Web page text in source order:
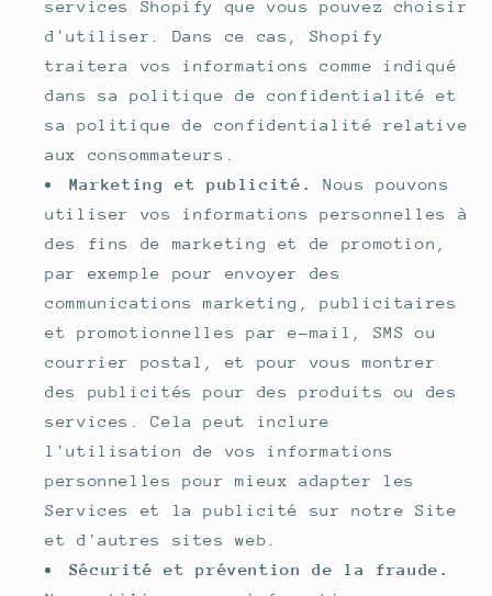
services Shopify que vous pouvez choisir
d'utiliser. Dans ce cas, Shopify
traitera vos informations comme indiqué
dans sa politique de confidentialité et
sa politique de confidentialité relative
aux consommateurs.
Marketing et publicité.
Nous pouvons
utiliser vos informations personnelles à
des fins de marketing et de promotion,
par exemple pour envoyer des
communications marketing, publicitaires
et promotionnelles par e-mail, SMS ou
courrier postal, et pour vous montrer
des publicités pour des produits ou des
services. Cela peut inclure
l'utilisation de vos informations
personnelles pour mieux adapter les
Services et la publicité sur notre Site
et d'autres sites web.
Sécurité et prévention de la fraude.